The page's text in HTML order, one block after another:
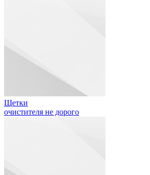
Щетки
очистителя не дорого